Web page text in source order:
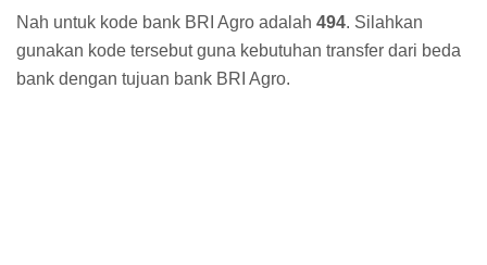
Nah untuk kode bank BRI Agro adalah 494. Silahkan
gunakan kode tersebut guna kebutuhan transfer dari beda
bank dengan tujuan bank BRI Agro.